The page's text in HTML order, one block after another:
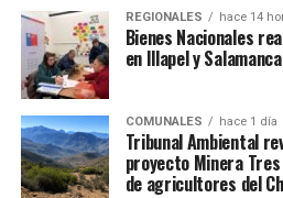
REGIONALES hace 14
Bienes Nacionales
en Illapel y
COMUNALES hace 1 día
Tribunal Ambiental
proyecto Minera
de agricultores del